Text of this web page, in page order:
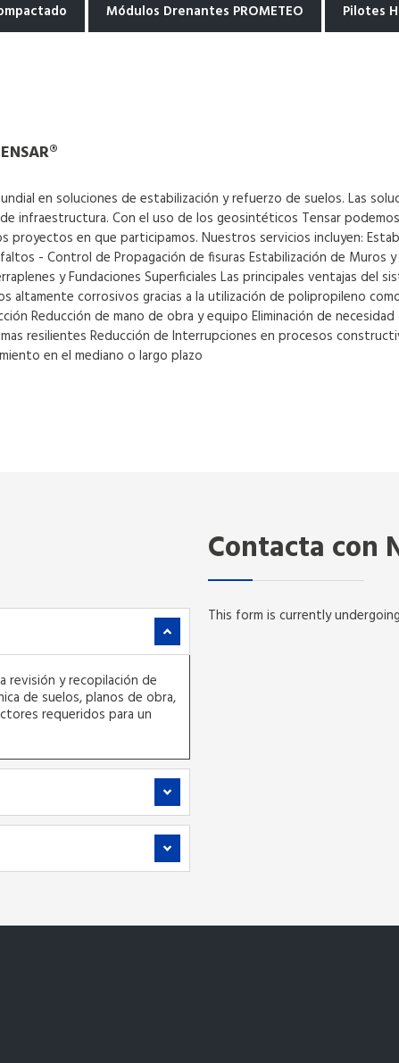
Módulos Drenantes PROMETEO Pilotes
en soluciones de estabilización y refuerzo de suelos. Las
infraestructura. Con el uso de los geosintéticos Tensar
proyectos en que participamos. Nuestros servicios incluyen:
- Control de Propagación de fisuras Estabilización de Muros
y Fundaciones Superficiales Las principales ventajas del
altamente corrosivos gracias a la utilización de polipropileno
Reducción de mano de obra y equipo Eliminación de
resilientes Reducción de Interrupciones en procesos
en el mediano o largo plazo
revisión y recopilación de
de suelos, planos de obra,
requeridos para un
Contacta con
This form is currently